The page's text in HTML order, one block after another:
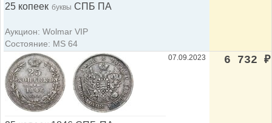
25 копеек буквы СПБ ПА
Аукцион: Wolmar VIP
Состояние: MS 64
07.09.2023 6 732 ₽